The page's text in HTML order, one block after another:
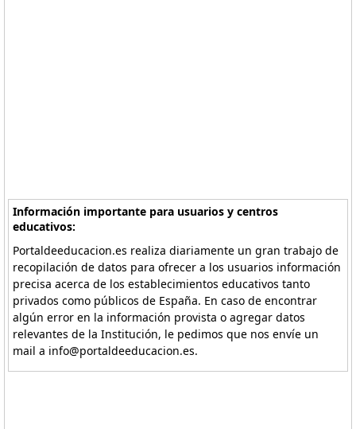
Información importante para usuarios y centros
educativos:
Portaldeeducacion.es realiza diariamente un gran trabajo de
recopilación de datos para ofrecer a los usuarios información
precisa acerca de los establecimientos educativos tanto
privados como públicos de España. En caso de encontrar
algún error en la información provista o agregar datos
relevantes de la Institución, le pedimos que nos envíe un
mail a info@portaldeeducacion.es.